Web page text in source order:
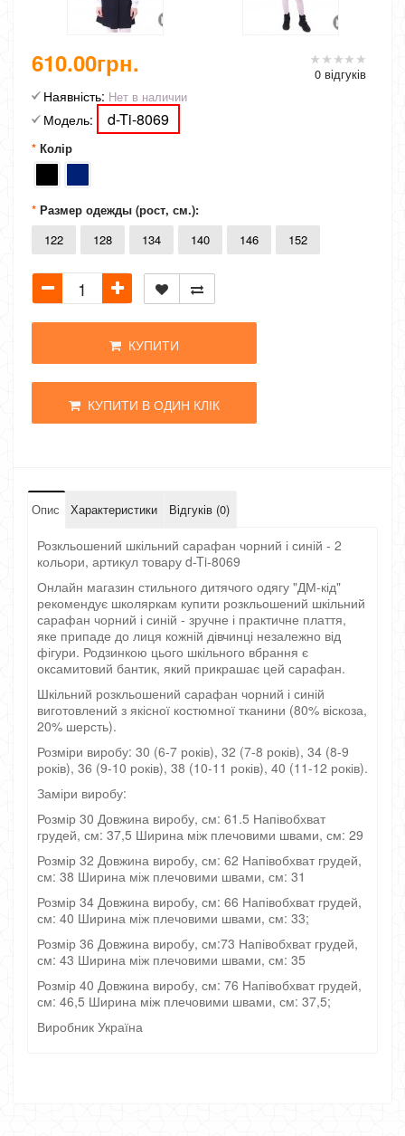
0 відгуків
610.00грн.
Наявність: Нет в наличии
Модель: d-Ti-8069
Колір
Размер одежды (рост, см.):
122
128 134 140 146 152
КУПИТИ
КУПИТИ В ОДИН КЛІК
Опис Характеристики Відгуків (0)
Розкльошений шкільний сарафан чорний і синій - 2
кольори, артикул товару d-Ti-8069
Онлайн магазин стильного дитячого одягу "ДМ-кід"
рекомендує школяркам купити розкльошений шкільний
сарафан чорний і синій - зручне і практичне плаття,
яке припаде до лиця кожній дівчинці незалежно від
фігури. Родзинкою цього шкільного вбрання є
оксамитовий бантик, який прикрашає цей сарафан.
Шкільний розкльошений сарафан чорний і синій
виготовлений з якісної костюмної тканини (80% віскоза,
20% шерсть).
Розміри виробу: 30 (6-7 років), 32 (7-8 років), 34 (8-9
років), 36 (9-10 років), 38 (10-11 років), 40 (11-12 років).
Заміри виробу:
Розмір 30 Довжина виробу, см: 61.5 Напівобхват
грудей, см: 37,5 Ширина між плечовими швами, см: 29
Розмір 32 Довжина виробу, см: 62 Напівобхват грудей,
см: 38 Ширина між плечовими швами, см: 31
Розмір 34 Довжина виробу, см: 66 Напівобхват грудей,
см: 40 Ширина між плечовими швами, см: 33;
Розмір 36 Довжина виробу, см:73 Напівобхват грудей,
см: 43 Ширина між плечовими швами, см: 35
Розмір 40 Довжина виробу, см: 76 Напівобхват грудей,
см: 46,5 Ширина між плечовими швами, см: 37,5;
Виробник Україна